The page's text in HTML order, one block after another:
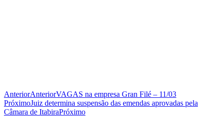
AnteriorAnteriorVAGAS na empresa Gran Filé – 11/03
PróximoJuiz determina suspensão das emendas aprovadas pela
Câmara de ItabiraPróximo